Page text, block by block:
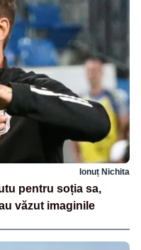
Ionuț Nichita
pentru soția sa,
văzut imaginile